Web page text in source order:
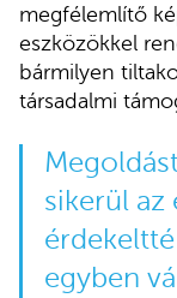
megfélemlítő
eszközökkel
bármilyen
társadalmi
sikerül az
egyben